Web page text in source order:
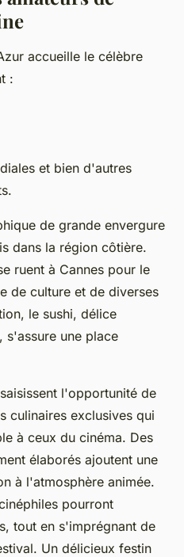
accueille le célèbre
:
et bien d'autres
de grande envergure
dans la région côtière.
ruent à Cannes pour le
de culture et de diverses
le sushi, délice
s'assure une place
l'opportunité de
culinaires exclusives qui
à ceux du cinéma. Des
élaborés ajoutent une
à l'atmosphère animée.
pourront
tout en s'imprégnant de
Un délicieux festin